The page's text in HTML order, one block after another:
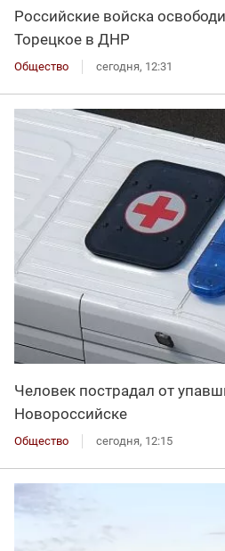
Российские войска
Торецкое в ДНР
Общество сегодня, 12:31
Человек пострадал от
Новороссийске
Общество сегодня, 12:15